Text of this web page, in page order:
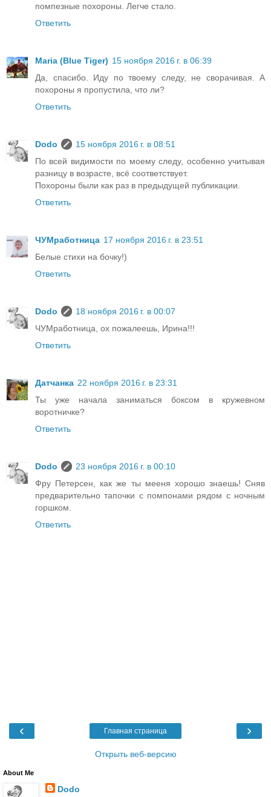
помпезные похороны. Легче стало.
Ответить
Maria (Blue Tiger) 15 ноября 2016 г. в 06:39
Да, спасибо. Иду по твоему следу, не сворачивая. А
похороны я пропустила, что ли?
Ответить
Dodo
15 ноября 2016 г. в 08:51
По всей видимости по моему следу, особенно учитывая
разницу в возрасте, всё соответствует.
Похороны были как раз в предыдущей публикации.
Ответить
ЧУМработница 17 ноября 2016 г. в 23:51
Белые стихи на бочку!)
Ответить
Dodo
18 ноября 2016 г. в 00:07
ЧУМработница, ох пожалеешь, Ирина!!!
Ответить
Датчанка 22 ноября 2016 г. в 23:31
Ты уже начала заниматься боксом в кружевном
воротничке?
Ответить
Dodo
23 ноября 2016 г. в 00:10
Фру Петерсен, как же ты мееня хорошо знаешь! Сняв
предварительно тапочки с помпонами рядом с ночным
горшком.
Ответить
‹ ›
Главная страница
Открыть веб-версию
About Me
Dodo